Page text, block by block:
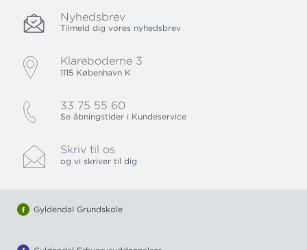
Nyhedsbrev
Tilmeld dig vores nyhedsbrev
Klareboderne 3
1115 København K
33 75 55 60
Se åbningstider i Kundeservice
Skriv til os
og vi skriver til dig
Gyldendal Grundskole